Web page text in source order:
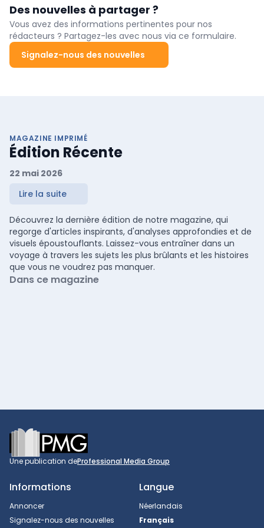
des fixations.
propose la cheville pour isolant FID/FID II.
Des nouvelles à partager ?
Vous avez des informations pertinentes pour nos
rédacteurs ? Partagez-les avec nous via ce formulaire.
Signalez-nous des nouvelles
MAGAZINE IMPRIMÉ
Édition Récente
22 mai 2026
Lire la suite
Découvrez la dernière édition de notre magazine, qui
regorge d'articles inspirants, d'analyses approfondies et de
visuels époustouflants. Laissez-vous entraîner dans un
voyage à travers les sujets les plus brûlants et les histoires
que vous ne voudrez pas manquer.
Dans ce magazine
Footer
Une publication deProfessional Media Group
Informations
Annoncer
Signalez-nous des nouvelles
Langue
Néerlandais
Français